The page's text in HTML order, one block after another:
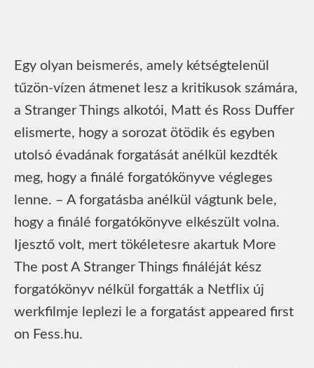
Egy olyan beismerés, amely kétségtelenül
tűzön-vízen átmenet lesz a kritikusok számára,
a Stranger Things alkotói, Matt és Ross Duffer
elismerte, hogy a sorozat ötödik és egyben
utolsó évadának forgatását anélkül kezdték
meg, hogy a finálé forgatókönyve végleges
lenne. – A forgatásba anélkül vágtunk bele,
hogy a finálé forgatókönyve elkészült volna.
Ijesztő volt, mert tökéletesre akartuk More
The post A Stranger Things fináléját kész
forgatókönyv nélkül forgatták a Netflix új
werkfilmje leplezi le a forgatást appeared first
on Fess.hu.